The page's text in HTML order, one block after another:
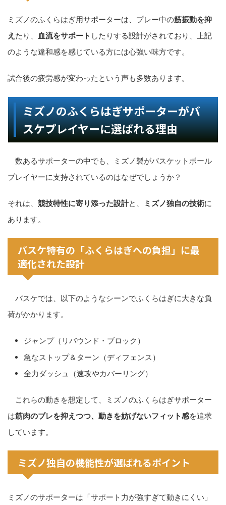
ミズノのふくらはぎ用サポーターは、プレー中の筋振動を抑
え たり、 血流をサポート したりする設計がされており、上記
のような違和感を感じている方には心強い味方です。
試合後の疲労感が変わったという声も多数あります。
ミズノのふくらはぎサポーターがバ
スケプレイヤーに選ばれる理由
数あるサポーターの中でも、ミズノ製がバスケットボール
プレイヤーに支持されているのはなぜでしょうか？
それは、 競技特性に寄り添った設計と、 ミズノ独自の技術に
あります。
バスケ特有の「ふくらはぎへの負担」に最
適化された設計
バスケでは、以下のようなシーンでふくらはぎに大きな負
荷がかかります。
ジャンプ（リバウンド・ブロック）
急なストップ＆ターン（ディフェンス）
全力ダッシュ（速攻やカバーリング）
これらの動きを想定して、ミズノのふくらはぎサポーター
は筋肉のブレを抑えつつ、動きを妨げないフィット感を追求
しています。
ミズノ独自の機能性が選ばれるポイント
ミズノのサポーターは「サポート力が強すぎて動きにくい」